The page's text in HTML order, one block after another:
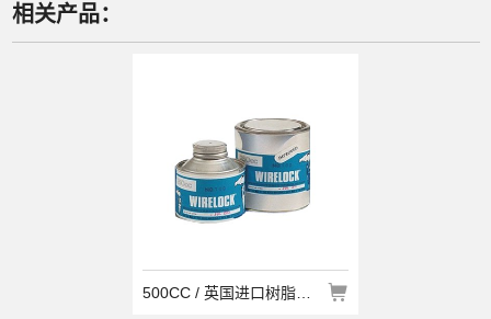
相关产品：